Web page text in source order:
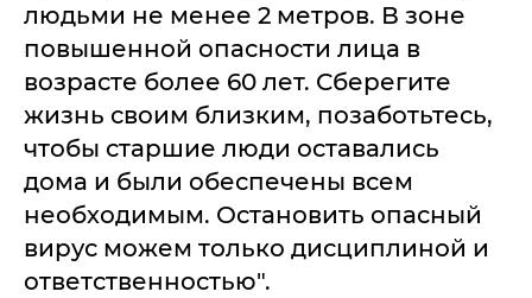
людьми не менее 2 метров. В зоне
повышенной опасности лица в
возрасте более 60 лет. Сберегите
жизнь своим близким, позаботьтесь,
чтобы старшие люди оставались
дома и были обеспечены всем
необходимым. Остановить опасный
вирус можем только дисциплиной и
ответственностью".